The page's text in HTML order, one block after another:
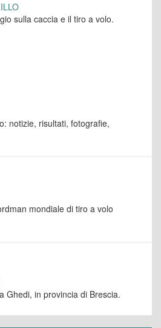
sulla caccia e il tiro a volo.
notizie, risultati, fotografie,
mondiale di tiro a volo
Ghedi, in provincia di Brescia.